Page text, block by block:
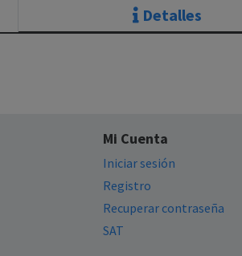
Detalles
Mi Cuenta
Iniciar sesión
Registro
Recuperar contraseña
SAT